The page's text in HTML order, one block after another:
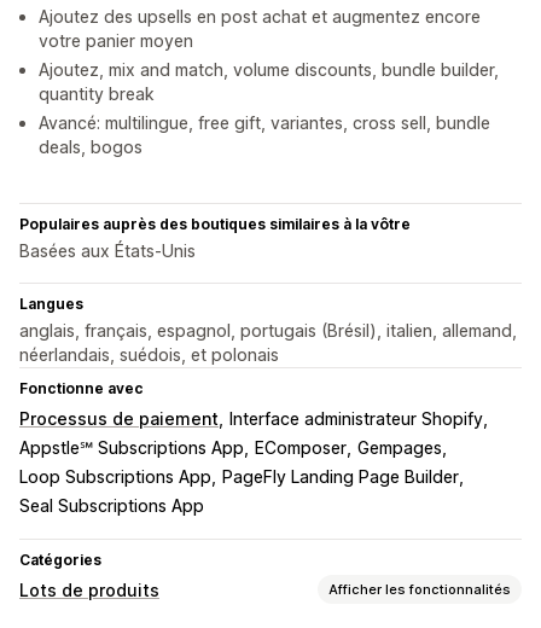
Ajoutez des upsells en post achat et augmentez encore
votre panier moyen
Ajoutez, mix and match, volume discounts, bundle builder,
quantity break
Avancé: multilingue, free gift, variantes, cross sell, bundle
deals, bogos
Populaires auprès des boutiques similaires à la vôtre
Basées aux États-Unis
Langues
anglais, français, espagnol, portugais (Brésil), italien, allemand,
néerlandais, suédois, et polonais
Fonctionne avec
Processus de paiement
Interface administrateur Shopify
Appstle℠ Subscriptions App
EComposer Gempages
Loop Subscriptions App
PageFly Landing Page Builder
Seal Subscriptions App
Catégories
Lots de produits Afficher les fonctionnalités